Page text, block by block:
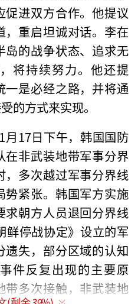
进双方合作。他提议
重启坦诚对话。李在
岛的战争状态、追求无
将持续努力。他还提
是必经之路，并将通
的方式来实现。
月17日下午，韩国国防
在非武装地带军事分界
，多次越过军事分界线
势紧张。韩国军方实施
求朝方人员退回分界线
鲜停战协定》设立的军
失，部分区域的认知
件反复出现的主要原
带多次接触，非武装地